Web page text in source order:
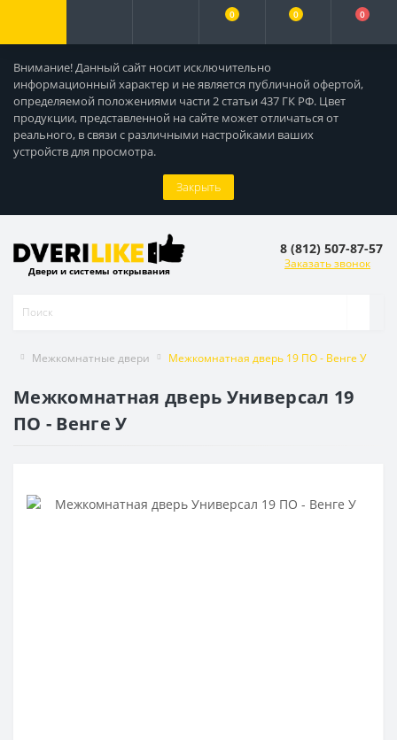
Внимание! Данный сайт носит исключительно
информационный характер и не является публичной офертой,
определяемой положениями части 2 статьи 437 ГК РФ. Цвет
продукции, представленной на сайте может отличаться от
реального, в связи с различными настройками ваших
устройств для просмотра.
Закрыть
0 0 0
Двери и системы открывания
8 (812) 507-87-57
Заказать звонок
Межкомнатные двери Межкомнатная дверь 19 ПО - Венге У
Межкомнатная дверь Универсал 19
ПО - Венге У